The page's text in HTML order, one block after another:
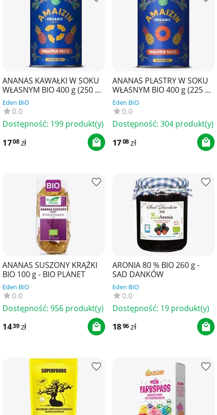
ANANAS KAWAŁKI W SOKU
WŁASNYM BIO 400 g (250 g)
- AMAIZIN
Eden BIO
0.0
Dostępność: 199 produkt(y)
1708 zł
ANANAS PLASTRY W SOKU
WŁASNYM BIO 400 g (225 g)
- AMAIZIN
Eden BIO
0.0
Dostępność: 304 produkt(y)
1708 zł
ANANAS SUSZONY KRĄŻKI
BIO 100 g - BIO PLANET
Eden BIO
0.0
Dostępność: 956 produkt(y)
1439zł
ARONIA 80 % BIO 260 g -
SAD DANKÓW
Eden BIO
0.0
Dostępność: 19 produkt(y)
1896zł